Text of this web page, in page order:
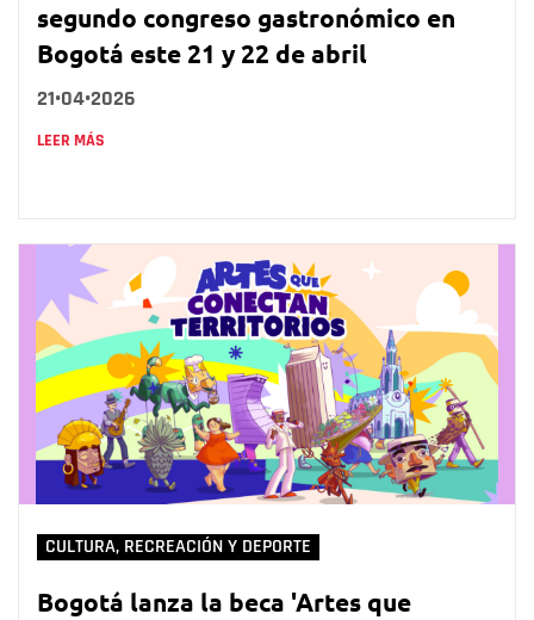
segundo congreso gastronómico en
Bogotá este 21 y 22 de abril
21•04•2026
LEER MÁS
CULTURA, RECREACIÓN Y DEPORTE
Bogotá lanza la beca 'Artes que